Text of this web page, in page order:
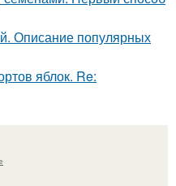
Описание популярных
яблок. Re: